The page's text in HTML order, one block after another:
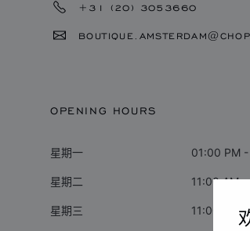
+31 (20) 3053660
OPENING HOURS
星期一 01:00 PM
星期二 11:00 AM
星期三 11:00 AM